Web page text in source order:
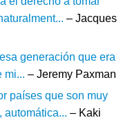
– Jacques
generación que era
mi... – Jeremy Paxman
países que son muy
automática... – Kaki